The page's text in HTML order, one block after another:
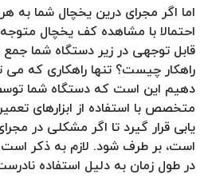
اما اگر مجرای درین یخچال شما به
احتمالا با مشاهده کف یخچال
قابل توجهی در زیر دستگاه شما
راهکار چیست؟ تنها راهکاری که می
دهیم این است که دستگاه شما
متخصص با استفاده از ابزارهای
یابی قرار گیرد تا اگر مشکلی در
است، بر طرف شود. لازم به ذکر
در طول زمان به دلیل استفاده